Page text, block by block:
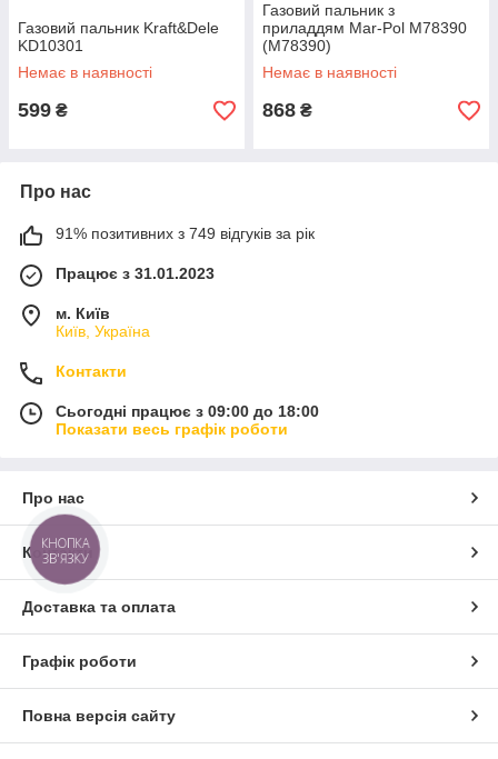
Газовий пальник Kraft&Dele
KD10301
Немає в наявності
599 ₴
Газовий пальник з
приладдям Mar-Pol M78390
(M78390)
Немає в наявності
868 ₴
Про нас
91% позитивних з 749 відгуків за рік
Працює з 31.01.2023
м. Київ
Київ, Україна
Контакти
Сьогодні працює з 09:00 до 18:00
Показати весь графік роботи
Про нас
Контакти
Доставка та оплата
Графік роботи
Повна версія сайту
КНОПКА
ЗВ'ЯЗКУ